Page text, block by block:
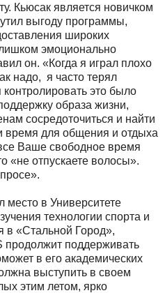
Кьюсак является новичком
выгоду программы,
широких
эмоционально
он. «Когда я играл плохо
надо, я часто терял
это было
образа жизни,
сосредоточиться и найти
время для общения и отдыха
Ваше свободное время
«не отпускаете волосы».
место в Университете
технологии спорта и
в «Стальной Город»,
продолжит поддерживать
в его академических
выступить в своем
этим летом, ярко